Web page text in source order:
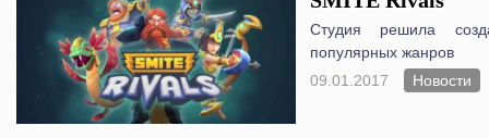
Студия решила
популярных жанров
09.01.2017
Новости